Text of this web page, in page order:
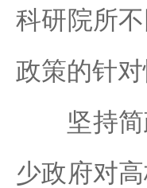
科研院所
政策的针对
坚持简
少政府对